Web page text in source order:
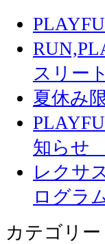
スリー
夏休み
知らせ
レクサ
ログラ
カテゴリー